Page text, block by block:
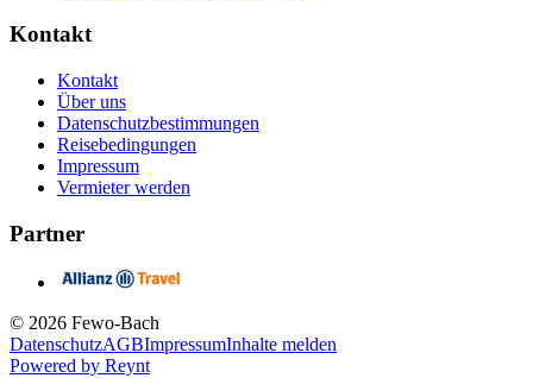
Kontakt
Kontakt
Über uns
Datenschutzbestimmungen
Reisebedingungen
Impressum
Vermieter werden
Partner
© 2026 Fewo-Bach
DatenschutzAGBImpressumInhalte melden
Powered by Reynt